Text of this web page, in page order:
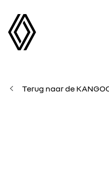
Terug naar de